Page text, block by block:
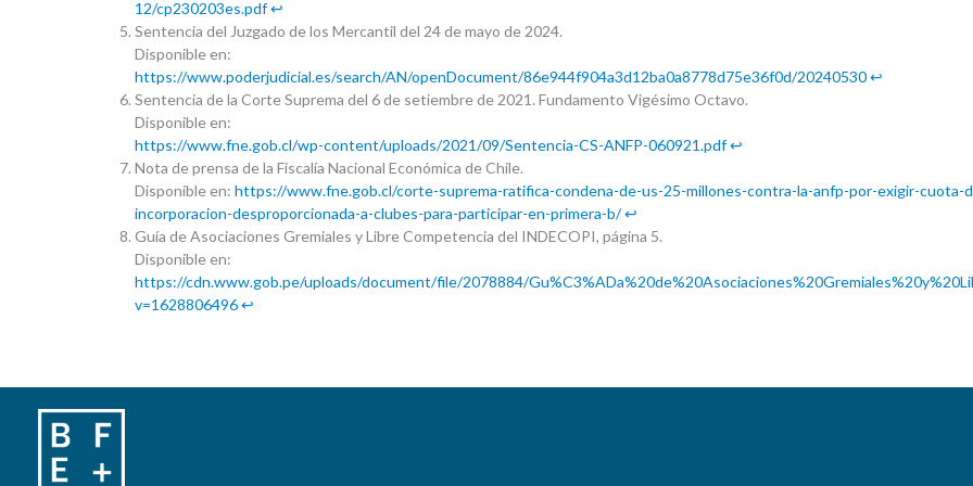
12/cp230203es.pdf↩︎
Sentencia del Juzgado de los Mercantil del 24 de mayo de 2024.
Disponible en:
https://www.poderjudicial.es/search/AN/openDocument/86e944f904a3d12ba0a8778d75e36f0d/20240530↩︎
Sentencia de la Corte Suprema del 6 de setiembre de 2021. Fundamento Vigésimo Octavo.
Disponible en:
https://www.fne.gob.cl/wp-content/uploads/2021/09/Sentencia-CS-ANFP-060921.pdf↩︎
Nota de prensa de la Fiscalía Nacional Económica de Chile.
Disponible en: https://www.fne.gob.cl/corte-suprema-ratifica-condena-de-us-25-millones-contra-la-anfp-por-exigir-cuota-
incorporacion-desproporcionada-a-clubes-para-participar-en-primera-b/↩︎
Guía de Asociaciones Gremiales y Libre Competencia del INDECOPI, página 5.
Disponible en:
https://cdn.www.gob.pe/uploads/document/file/2078884/
v=1628806496↩︎